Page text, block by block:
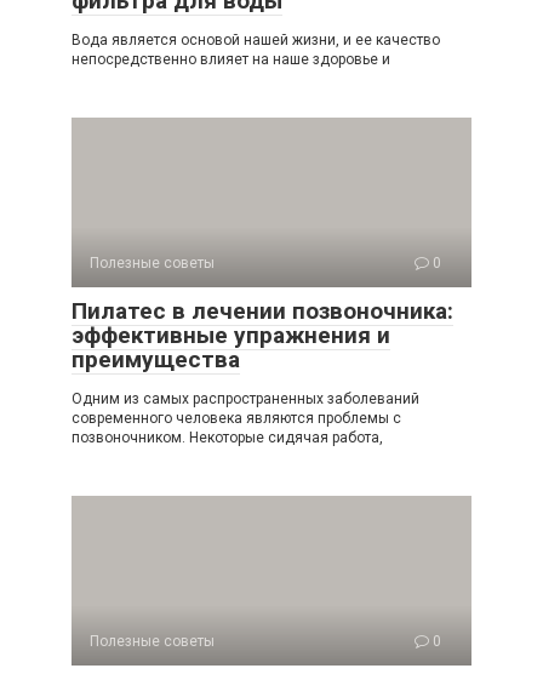
Вода является основой нашей жизни, и ее качество
непосредственно влияет на наше здоровье и
Полезные советы 0
Пилатес в лечении позвоночника:
эффективные упражнения и
преимущества
Одним из самых распространенных заболеваний
современного человека являются проблемы с
позвоночником. Некоторые сидячая работа,
Полезные советы 0